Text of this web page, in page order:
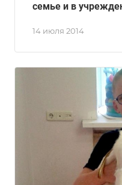
14 июля 2014
семье и в